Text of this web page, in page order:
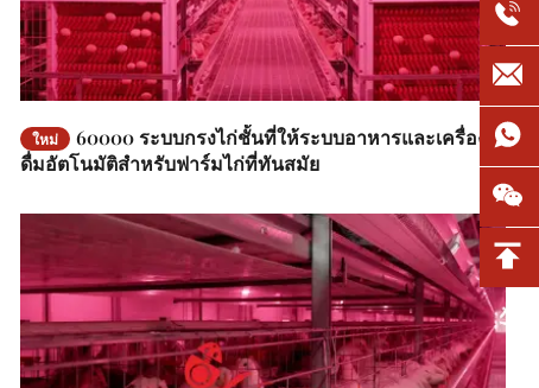
ใหม่
60000 ระบบกรงไก่ชั้นที่ให้ระบบอาหารและเครื่อง
ดื่มอัตโนมัติสําหรับฟาร์มไก่ที่ทันสมัย